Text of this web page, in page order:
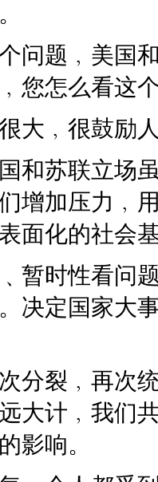
问题﹐美国
您怎么看这
大﹐很鼓励
和苏联立场
增加压力﹐
面化的社会
暂时性看问
决定国家大
分裂﹐再次
大计﹐我们
影响。